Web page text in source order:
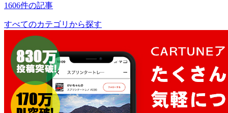
1606件の記事
すべてのカテゴリから探す